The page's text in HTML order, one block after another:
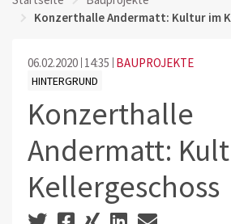
Konzerthalle Andermatt: Kultur im
06.02.2020 14:35 BAUPROJEKTE
HINTERGRUND
Konzerthalle
Andermatt:
Kellergeschoss